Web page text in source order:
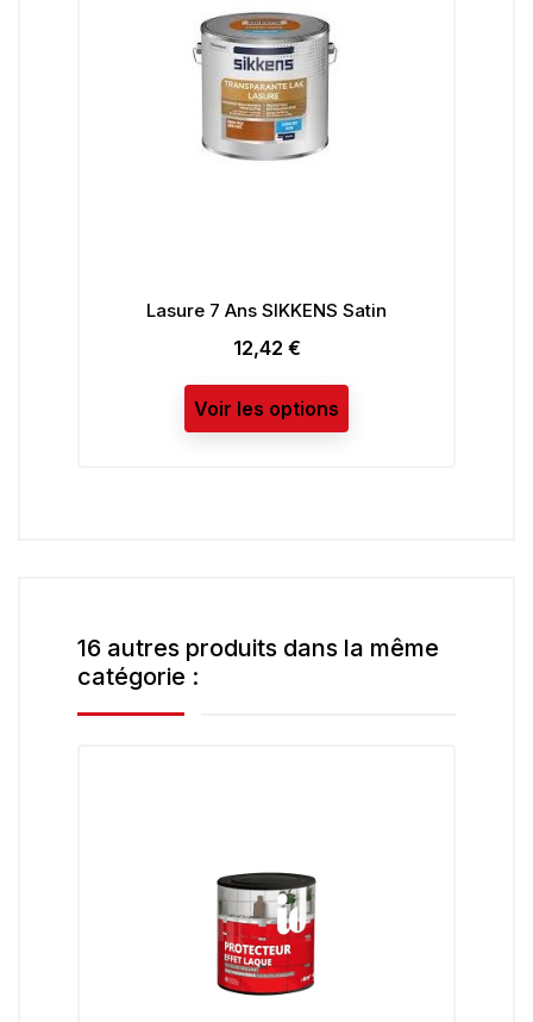
Lasure 7 Ans SIKKENS Satin
Prix
12,42 €
Voir les options
16 autres produits dans la même
catégorie :